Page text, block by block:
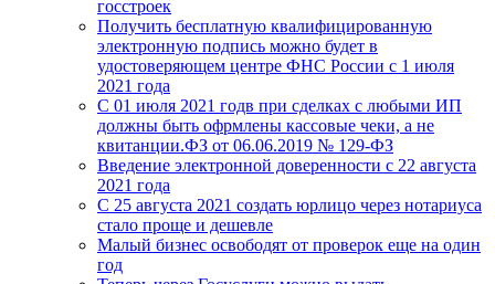
госстроек
Получить бесплатную квалифицированную
электронную подпись можно будет в
удостоверяющем центре ФНС России с 1 июля
2021 года
С 01 июля 2021 годв при сделках с любыми ИП
должны быть офрмлены кассовые чеки, а не
квитанции.ФЗ от 06.06.2019 № 129-ФЗ
Введение электронной доверенности с 22 августа
2021 года
C 25 августа 2021 создать юрлицо через нотариуса
стало проще и дешевле
Малый бизнес освободят от проверок еще на один
год